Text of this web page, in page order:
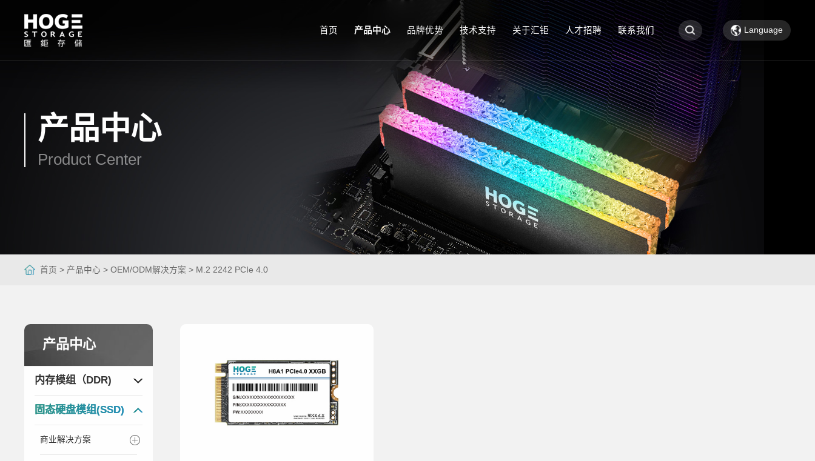
首页 产品中心 品牌优势 技术支持 关于汇钜 人才招聘 联系我们 Language
产品中心
Product Center
首页 >产品中心 >OEM/ODM解决方案 >M.2 2242 PCIe 4.0
产品中心
内存模组（DDR)
固态硬盘模组(SSD)
商业解决方案